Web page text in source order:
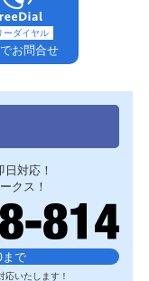
ーダイヤル
お問合せ
対応！
クス！
で
いたします！